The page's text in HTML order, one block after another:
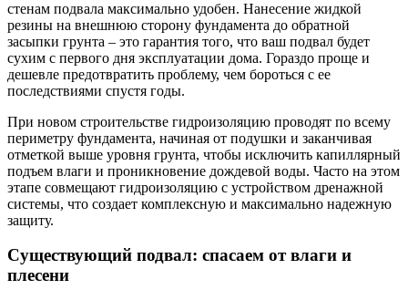
стенам подвала максимально удобен. Нанесение жидкой
резины на внешнюю сторону фундамента до обратной
засыпки грунта – это гарантия того, что ваш подвал будет
сухим с первого дня эксплуатации дома. Гораздо проще и
дешевле предотвратить проблему, чем бороться с ее
последствиями спустя годы.
При новом строительстве гидроизоляцию проводят по всему
периметру фундамента, начиная от подушки и заканчивая
отметкой выше уровня грунта, чтобы исключить капиллярный
подъем влаги и проникновение дождевой воды. Часто на этом
этапе совмещают гидроизоляцию с устройством дренажной
системы, что создает комплексную и максимально надежную
защиту.
Существующий подвал: спасаем от влаги и
плесени